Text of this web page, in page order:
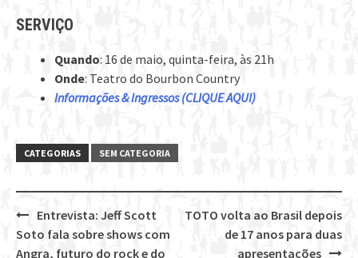
SERVIÇO
Quando: 16 de maio, quinta-feira, às 21h
Onde: Teatro do Bourbon Country
Informações & Ingressos (CLIQUE AQUI)
CATEGORIAS SEM CATEGORIA
Post
TOTO volta ao Brasil depois
de 17 anos para duas
apresentações
Entrevista: Jeff Scott
Soto fala sobre shows com
Angra, futuro do rock e do